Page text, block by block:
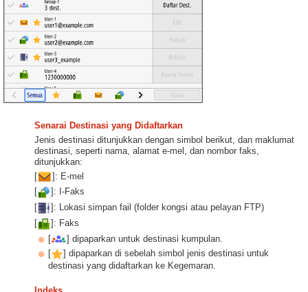
Senarai Destinasi yang Didaftarkan
Jenis destinasi ditunjukkan dengan simbol berikut, dan maklumat
destinasi, seperti nama, alamat e-mel, dan nombor faks,
ditunjukkan:
[
]: E-mel
[
]: I-Faks
[
]: Lokasi simpan fail (folder kongsi atau pelayan FTP)
[
]: Faks
[
] dipaparkan untuk destinasi kumpulan.
[
] dipaparkan di sebelah simbol jenis destinasi untuk
destinasi yang didaftarkan ke Kegemaran.